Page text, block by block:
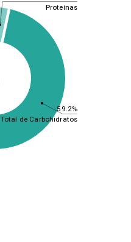
59.2%
Proteínas
Total de Carbohidratos